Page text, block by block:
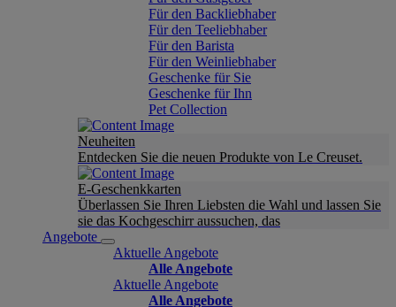
Für den Backliebhaber
Für den Teeliebhaber
Für den Barista
Für den Weinliebhaber
Geschenke für Sie
Geschenke für Ihn
Pet Collection
Neuheiten
Entdecken Sie die neuen Produkte von Le Creuset.
E-Geschenkkarten
Überlassen Sie Ihren Liebsten die Wahl und lassen Sie
sie das Kochgeschirr aussuchen, das
Angebote
Aktuelle Angebote
Alle Angebote
Aktuelle Angebote
Alle Angebote